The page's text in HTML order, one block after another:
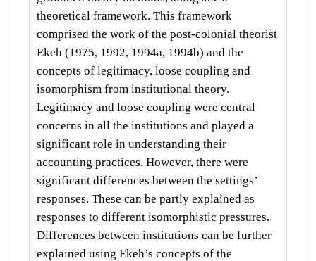
theoretical framework. This framework
comprised the work of the post-colonial theorist
Ekeh (1975, 1992, 1994a, 1994b) and the
concepts of legitimacy, loose coupling and
isomorphism from institutional theory.
Legitimacy and loose coupling were central
concerns in all the institutions and played a
significant role in understanding their
accounting practices. However, there were
significant differences between the settings’
responses. These can be partly explained as
responses to different isomorphistic pressures.
Differences between institutions can be further
explained using Ekeh’s concepts of the